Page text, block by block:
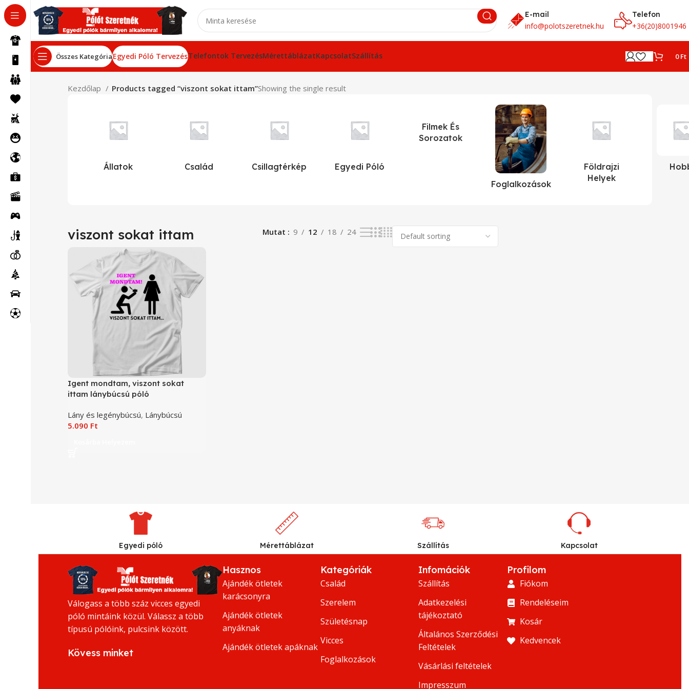
E-mail
info@polotszeretnek.hu
Telefon
+36(20)8001946
Összes KategóriaEgyedi Póló TervezésTelefontok TervezésMérettáblázatKapcsolatSzállítás 0Ft
Kezdőlap Products tagged “viszont sokat ittam”Showing the single result
Állatok Család Csillagtérkép Egyedi Póló
Filmek És
Sorozatok
Foglalkozások
Földrajzi
Helyek
viszont sokat ittam Mutat 9 12 18 24
Igent mondtam, viszont sokat
ittam lánybúcsú póló
Lány és legénybúcsú, Lánybúcsú
5.090 Ft
Egyedi póló Mérettáblázat Szállítás Kapcsolat
Válogass a több száz vicces egyedi
póló mintáink közül. Válassz a több
típusú pólóink, pulcsink között.
Kövess minket
Hasznos
Ajándék ötletek
karácsonyra
Ajándék ötletek
anyáknak
Ajándék ötletek apáknak
Kategóriák
Család
Szerelem
Születésnap
Vicces
Foglalkozások
Infomációk
Szállítás
Adatkezelési
tájékoztató
Általános Szerződési
Feltételek
Vásárlási feltételek
Impresszum
Profilom
Fiókom
Rendeléseim
Kosár
Kedvencek